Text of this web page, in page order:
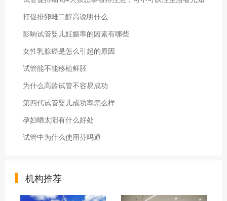
打促排卵雌二醇高说明什么
影响试管婴儿妊娠率的因素有哪些
女性乳腺癌是怎么引起的原因
试管能不能移植鲜胚
为什么高龄试管不容易成功
第四代试管婴儿成功率怎么样
孕妇晒太阳有什么好处
试管中为什么使用芬吗通
机构推荐